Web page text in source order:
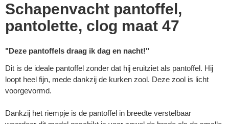
Schapenvacht pantoffel,
pantolette, clog maat 47
"Deze pantoffels draag ik dag en nacht!"
Dit is de ideale pantoffel zonder dat hij eruitziet als pantoffel. Hij
loopt heel fijn, mede dankzij de kurken zool. Deze zool is licht
voorgevormd.
Dankzij het riempje is de pantoffel in breedte verstelbaar